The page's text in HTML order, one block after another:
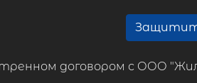
договором с ООО